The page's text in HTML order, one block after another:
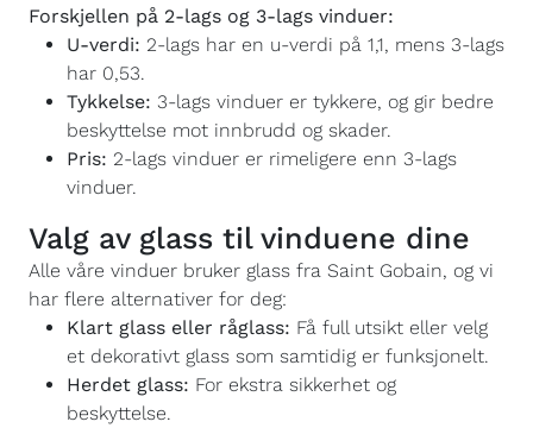
Forskjellen på 2-lags og 3-lags vinduer:
U-verdi: 2-lags har en u-verdi på 1,1, mens 3-lags
har 0,53.
Tykkelse: 3-lags vinduer er tykkere, og gir bedre
beskyttelse mot innbrudd og skader.
Pris: 2-lags vinduer er rimeligere enn 3-lags
vinduer.
Valg av glass til vinduene dine
Alle våre vinduer bruker glass fra Saint Gobain, og vi
har flere alternativer for deg:
Klart glass eller råglass: Få full utsikt eller velg
et dekorativt glass som samtidig er funksjonelt.
Herdet glass: For ekstra sikkerhet og
beskyttelse.